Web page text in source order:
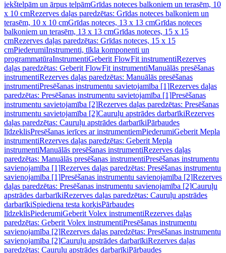
iekštelpām un ārpus telpāmGrīdas noteces balkoniem un terasēm, 10
x 10 cmRezerves daļas paredzētas: Grīdas noteces balkoniem un
terasēm, 10 x 10 cmGrīdas noteces, 13 x 13 cmGrīdas noteces
balkoniem un terasēm, 13 x 13 cmGrīdas noteces, 15 x 15
cmRezerves daļas paredzētas: Grīdas noteces, 15 x 15
cmPiederumiInstrumenti, tīkla komponenti un
programmatūraInstrumentiGeberit FlowFit instrumentiRezerves
daļas paredzētas: Geberit FlowFit instrumentiManuālās presēšanas
instrumentiRezerves daļas paredzētas: Manuālās presēšanas
instrumentiPresēšanas instrumentu savietojamība [1]Rezerves daļas
paredzētas: Presēšanas instrumentu savietojamība [1]Presēšanas
instrumentu savietojamība [2]Rezerves daļas paredzētas: Presēšanas
instrumentu savietojamība [2]Cauruļu apstrādes darbarīkiRezerves
daļas paredzētas: Cauruļu apstrādes darbarīkiPārbaudes
līdzeklisPresēšanas ierīces ar instrumentiemPiederumiGeberit Mepla
instrumentiRezerves daļas paredzētas: Geberit Mepla
instrumentiManuālās presēšanas instrumentiRezerves daļas
paredzētas: Manuālās presēšanas instrumentiPresēšanas instrumentu
savienojamība [1]Rezerves daļas paredzētas: Presēšanas instrumentu
savienojamība [1]Presēšanas instrumentu savienojamība [2]Rezerves
daļas paredzētas: Presēšanas instrumentu savienojamība [2]Cauruļu
apstrādes darbarīkiRezerves daļas paredzētas: Cauruļu apstrādes
darbarīkiSpiediena testa korķisPārbaudes
līdzeklisPiederumiGeberit Volex instrumentiRezerves daļas
paredzētas: Geberit Volex instrumentiPresēšanas instrumentu
savienojamība [2]Rezerves daļas paredzētas: Presēšanas instrumentu
savienojamība [2]Cauruļu apstrādes darbarīkiRezerves daļas
paredzētas: Cauruļu apstrādes darbarīkiPārbaudes